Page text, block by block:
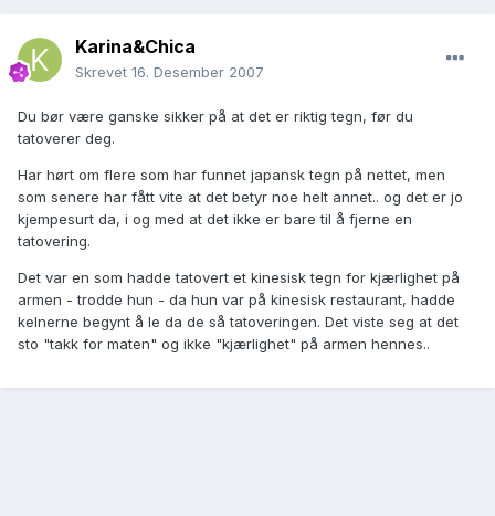
Karina&Chica
Skrevet 16. Desember 2007
Du bør være ganske sikker på at det er riktig tegn, før du
tatoverer deg.
Har hørt om flere som har funnet japansk tegn på nettet, men
som senere har fått vite at det betyr noe helt annet.. og det er jo
kjempesurt da, i og med at det ikke er bare til å fjerne en
tatovering.
Det var en som hadde tatovert et kinesisk tegn for kjærlighet på
armen - trodde hun - da hun var på kinesisk restaurant, hadde
kelnerne begynt å le da de så tatoveringen. Det viste seg at det
sto "takk for maten" og ikke "kjærlighet" på armen hennes..